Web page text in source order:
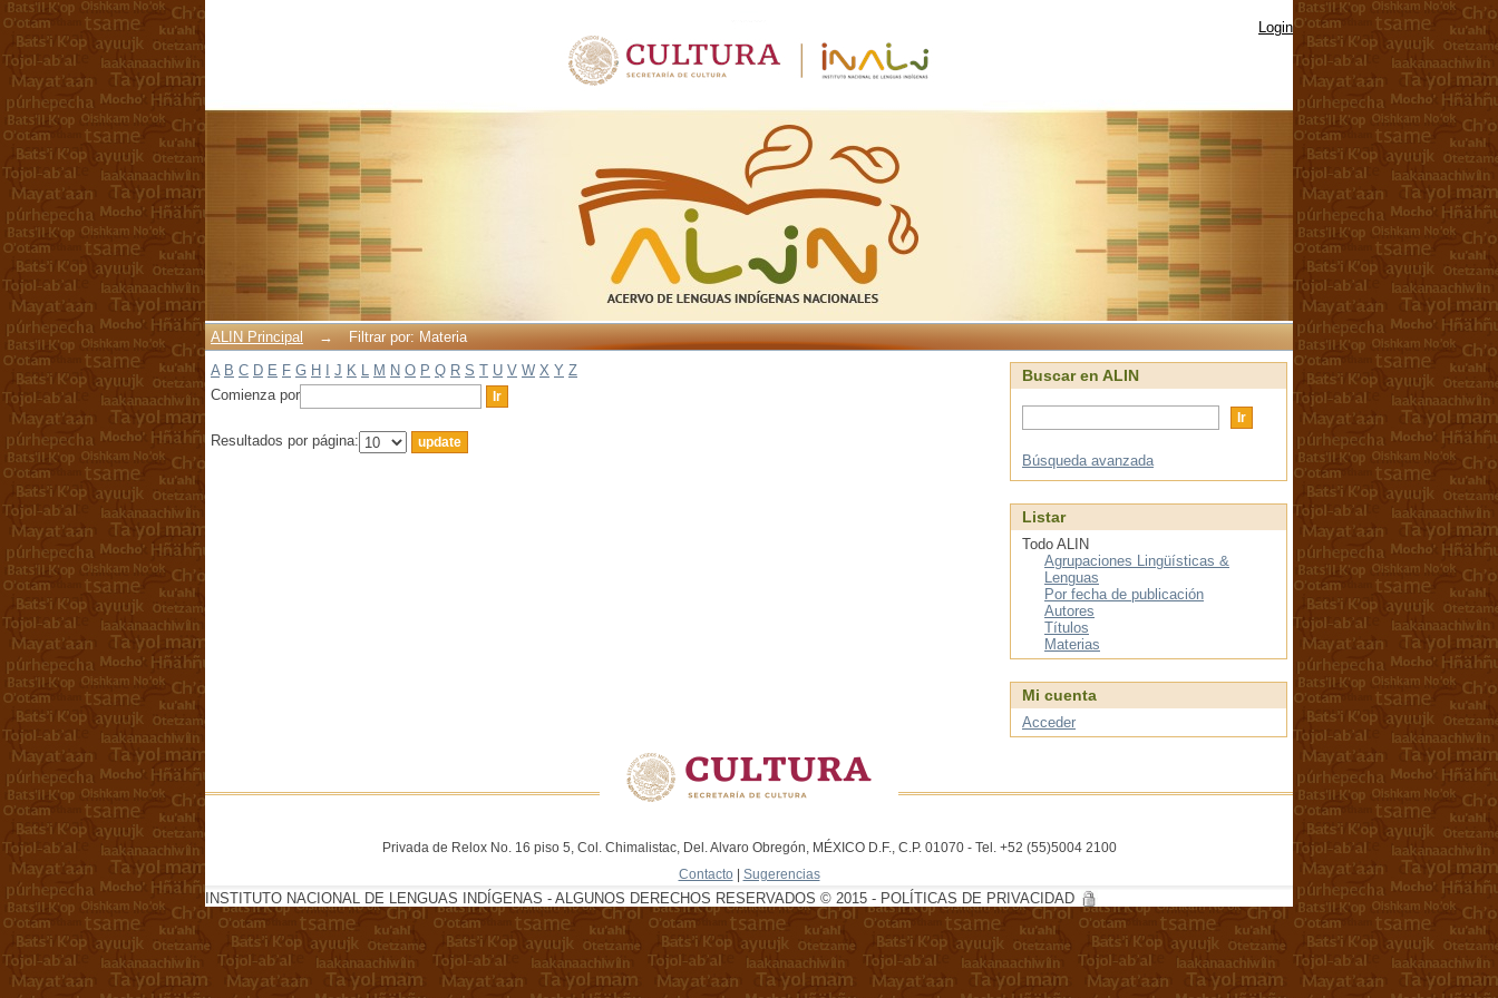
Login
ALIN Principal →
Filtrar por: Materia
A B C D E F G H J K L M N O P Q R S T U V W X Y Z
Comienza por
Resultados por página:
Buscar en ALIN
Búsqueda avanzada
Listar
Todo ALIN
Agrupaciones Lingüísticas &
Lenguas
Por fecha de publicación
Autores
Títulos
Materias
Mi cuenta
Acceder
Privada de Relox No. 16 piso 5, Col. Chimalistac, Del. Alvaro Obregón, MÉXICO D.F., C.P. 01070 - Tel. +52 (55)5004 2100
Contacto | Sugerencias
INSTITUTO NACIONAL DE LENGUAS INDÍGENAS - ALGUNOS DERECHOS RESERVADOS © 2015 - POLÍTICAS DE PRIVACIDAD